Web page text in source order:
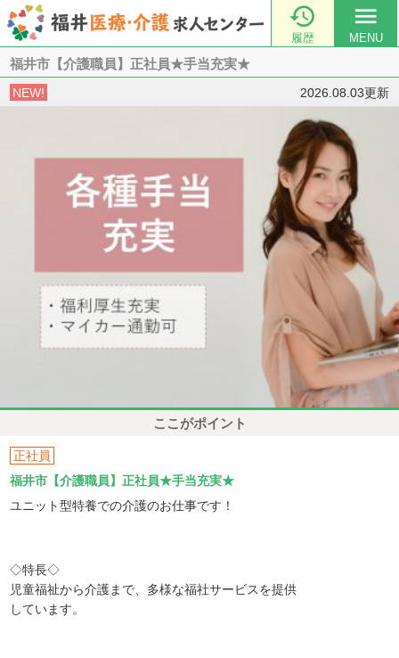

履歴
menu
MENU
福井市【介護職員】正社員★手当充実★
NEW! 2026.08.03更新
ここがポイント
正社員
福井市【介護職員】正社員★手当充実★
ユニット型特養での介護のお仕事です！
◇特長◇
児童福祉から介護まで、多様な福社サービスを提供
しています。